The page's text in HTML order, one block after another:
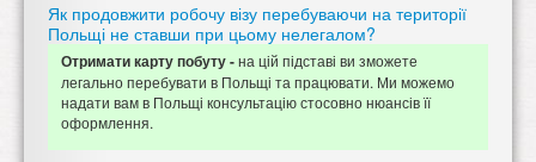
Як продовжити робочу візу перебуваючи на території
Польщі не ставши при цьому нелегалом?
Отримати карту побуту -на цій підставі ви зможете
легально перебувати в Польщі та працювати. Ми можемо
надати вам в Польщі консультацію стосовно нюансів її
оформлення.